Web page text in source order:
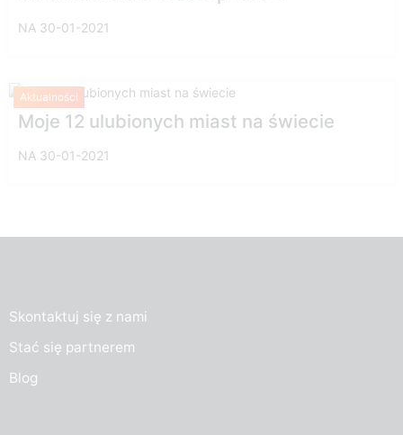
NA 30-01-2021
Aktualności
Moje 12 ulubionych miast na świecie
NA 30-01-2021
Skontaktuj się z nami
Stać się partnerem
Blog